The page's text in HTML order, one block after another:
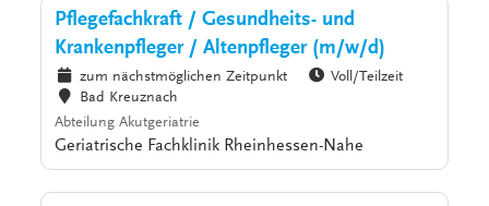
Pflegefachkraft / Gesundheits- und
Krankenpfleger / Altenpfleger (m/w/d)
zum nächstmöglichen Zeitpunkt
Voll/Teilzeit
Bad Kreuznach
Abteilung Akutgeriatrie
Geriatrische Fachklinik Rheinhessen-Nahe